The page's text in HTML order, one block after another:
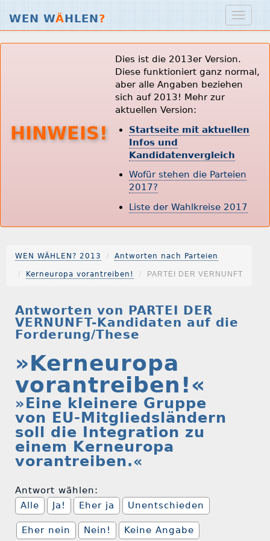
WEN WÄHLEN?
HINWEIS!
Dies ist die 2013er Version.
Diese funktioniert ganz normal,
aber alle Angaben beziehen
sich auf 2013! Mehr zur
aktuellen Version:
Startseite mit aktuellen
Infos und
Kandidatenvergleich
Wofür stehen die Parteien
2017?
Liste der Wahlkreise 2017
WEN WÄHLEN? 2013 Antworten nach Parteien
Kerneuropa vorantreiben! PARTEI DER VERNUNFT
Antworten von PARTEI DER
VERNUNFT-Kandidaten auf die
Forderung/These
»Kerneuropa
vorantreiben!«
»Eine kleinere Gruppe
von EU-Mitgliedsländern
soll die Integration zu
einem Kerneuropa
vorantreiben.«
Antwort wählen:
Alle
Ja! Eher ja Unentschieden
Eher nein Nein! Keine Angabe